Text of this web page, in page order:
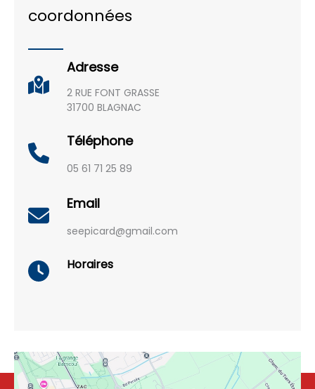
coordonnées
Adresse
2 RUE FONT GRASSE
31700 BLAGNAC
Téléphone
05 61 71 25 89
Email
seepicard@gmail.com
Horaires